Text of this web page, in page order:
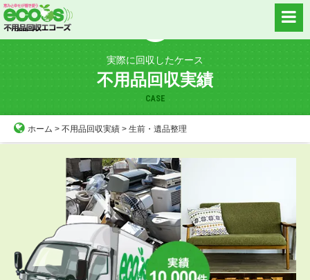
Skip
to
実際に回収したケース
不用品回収実績
CASE
ホーム > 不用品回収実績 > 生前・遺品整理